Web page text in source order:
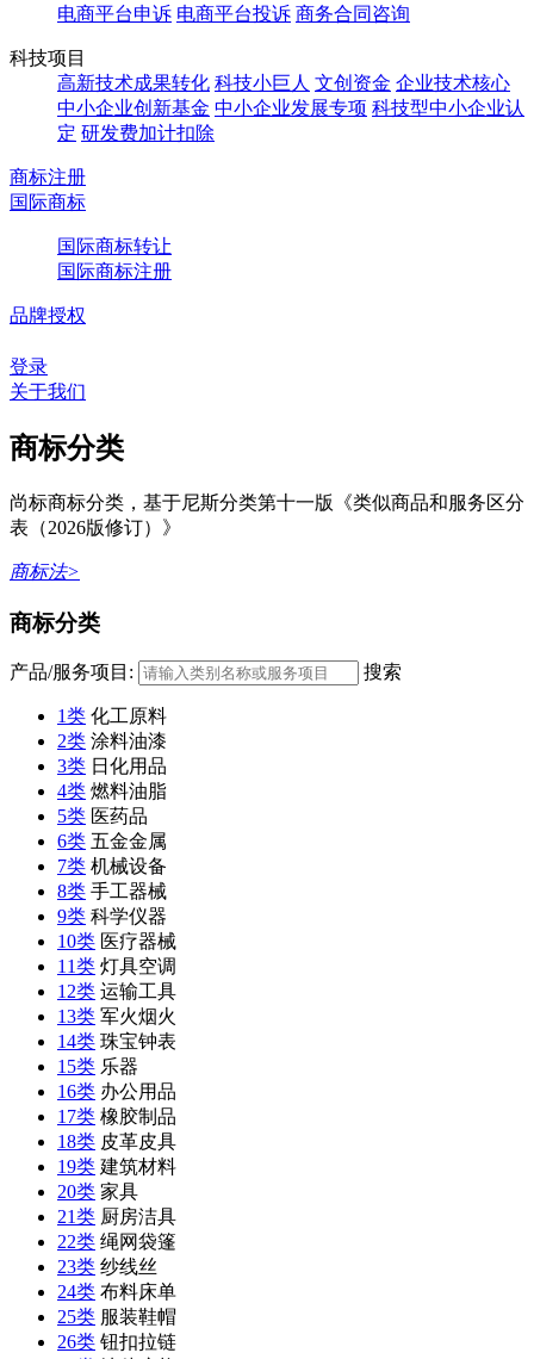
电商平台申诉 电商平台投诉 商务合同咨询
科技项目
高新技术成果转化 科技小巨人 文创资金 企业技术核心
中小企业创新基金 中小企业发展专项 科技型中小企业认
定 研发费加计扣除
商标注册
国际商标
国际商标转让
国际商标注册
品牌授权
登录
关于我们
商标分类
尚标商标分类，基于尼斯分类第十一版《类似商品和服务区分
表（2026版修订）》
商标法>
商标分类
产品/服务项目: 搜索
1类 化工原料
2类 涂料油漆
3类 日化用品
4类 燃料油脂
5类 医药品
6类 五金金属
7类 机械设备
8类 手工器械
9类 科学仪器
10类 医疗器械
11类 灯具空调
12类 运输工具
13类 军火烟火
14类 珠宝钟表
15类 乐器
16类 办公用品
17类 橡胶制品
18类 皮革皮具
19类 建筑材料
20类 家具
21类 厨房洁具
22类 绳网袋篷
23类 纱线丝
24类 布料床单
25类 服装鞋帽
26类 钮扣拉链